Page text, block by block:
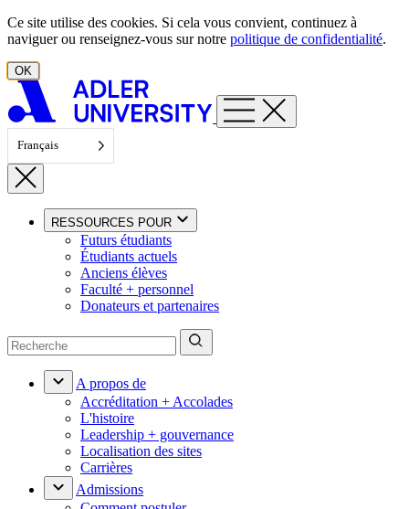
Aller au contenu
Ce site utilise des cookies. Si cela vous convient, continuez à
naviguer ou renseignez-vous sur notre politique de confidentialité.
OK
Français
RESSOURCES POUR
Futurs étudiants
Étudiants actuels
Anciens élèves
Faculté + personnel
Donateurs et partenaires
A propos de
Accréditation + Accolades
L'histoire
Leadership + gouvernance
Localisation des sites
Carrières
Admissions